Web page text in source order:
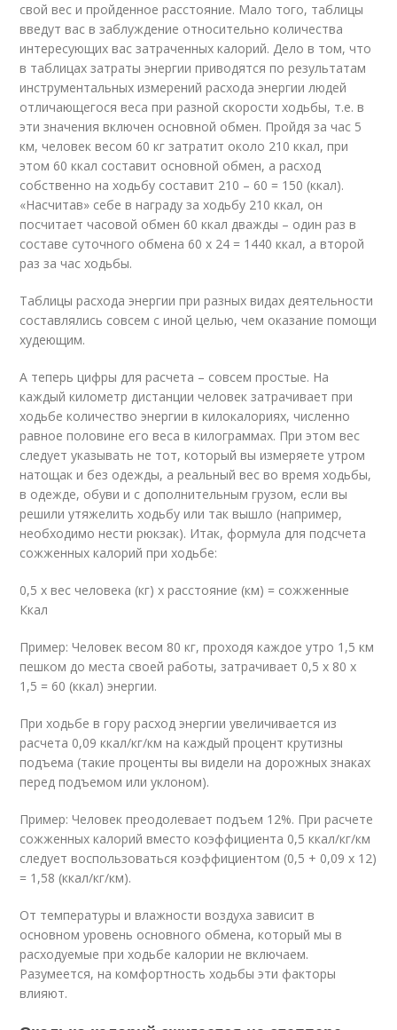
свой вес и пройденное расстояние. Мало того, таблицы
введут вас в заблуждение относительно количества
интересующих вас затраченных калорий. Дело в том, что
в таблицах затраты энергии приводятся по результатам
инструментальных измерений расхода энергии людей
отличающегося веса при разной скорости ходьбы, т.е. в
эти значения включен основной обмен. Пройдя за час 5
км, человек весом 60 кг затратит около 210 ккал, при
этом 60 ккал составит основной обмен, а расход
собственно на ходьбу составит 210 – 60 = 150 (ккал).
«Насчитав» себе в награду за ходьбу 210 ккал, он
посчитает часовой обмен 60 ккал дважды – один раз в
составе суточного обмена 60 х 24 = 1440 ккал, а второй
раз за час ходьбы.
Таблицы расхода энергии при разных видах деятельности
составлялись совсем с иной целью, чем оказание помощи
худеющим.
А теперь цифры для расчета – совсем простые. На
каждый километр дистанции человек затрачивает при
ходьбе количество энергии в килокалориях, численно
равное половине его веса в килограммах. При этом вес
следует указывать не тот, который вы измеряете утром
натощак и без одежды, а реальный вес во время ходьбы,
в одежде, обуви и с дополнительным грузом, если вы
решили утяжелить ходьбу или так вышло (например,
необходимо нести рюкзак). Итак, формула для подсчета
сожженных калорий при ходьбе:
0,5 х вес человека (кг) х расстояние (км) = сожженные
Ккал
Пример: Человек весом 80 кг, проходя каждое утро 1,5 км
пешком до места своей работы, затрачивает 0,5 х 80 х
1,5 = 60 (ккал) энергии.
При ходьбе в гору расход энергии увеличивается из
расчета 0,09 ккал/кг/км на каждый процент крутизны
подъема (такие проценты вы видели на дорожных знаках
перед подъемом или уклоном).
Пример: Человек преодолевает подъем 12%. При расчете
сожженных калорий вместо коэффициента 0,5 ккал/кг/км
следует воспользоваться коэффициентом (0,5 + 0,09 х 12)
= 1,58 (ккал/кг/км).
От температуры и влажности воздуха зависит в
основном уровень основного обмена, который мы в
расходуемые при ходьбе калории не включаем.
Разумеется, на комфортность ходьбы эти факторы
влияют.